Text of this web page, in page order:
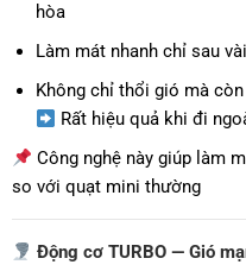
hòa
Làm mát nhanh chỉ sau
Không chỉ thổi gió mà
Rất hiệu quả khi đi
Công nghệ này giúp làm
so với quạt mini thường
Động cơ TURBO — Gió